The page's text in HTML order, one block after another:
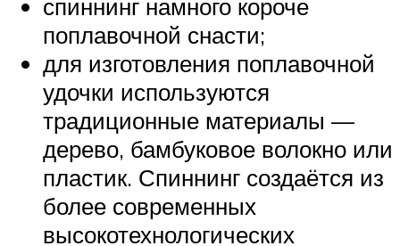
спиннинг намного короче
поплавочной снасти;
для изготовления поплавочной
удочки используются
традиционные материалы —
дерево, бамбуковое волокно или
пластик. Спиннинг создаётся из
более современных
высокотехнологических